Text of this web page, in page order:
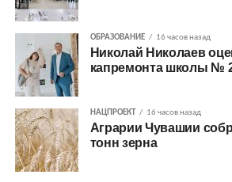
ОБРАЗОВАНИЕ 16 часов назад
Николай Николаев
капремонта школы №
НАЦПРОЕКТ 16 часов назад
Аграрии Чувашии
тонн зерна